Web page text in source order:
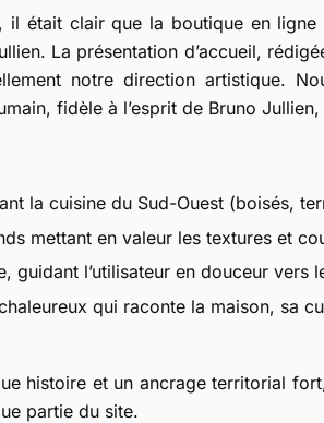
il était clair que la boutique en
La présentation d’accueil,
notre direction artistique.
fidèle à l’esprit de Bruno
la cuisine du Sud-Ouest (boisés,
mettant en valeur les textures et
guidant l’utilisateur en douceur vers
qui raconte la maison, sa
histoire et un ancrage territorial
partie du site.